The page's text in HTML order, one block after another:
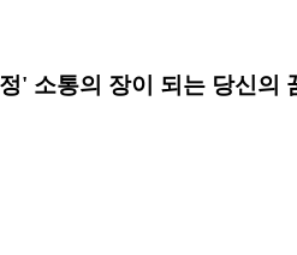
' 소통의 장이 되는 당신의